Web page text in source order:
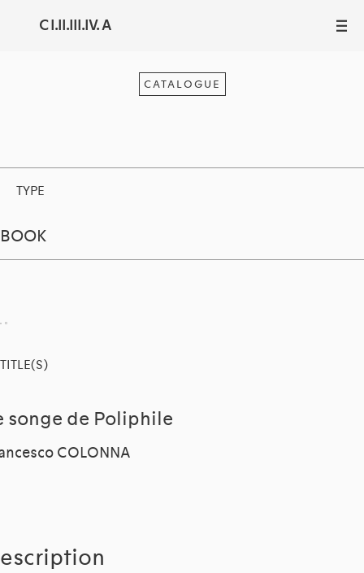
C I.II.III.IV. A III
CATALOGUE
TYPE
BOOK
TITLE(S)
songe de Poliphile
COLONNA